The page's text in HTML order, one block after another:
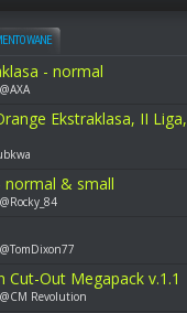
- normal
Ekstraklasa, II Liga,
normal & small
Cut-Out Megapack v.1.1
Revolution